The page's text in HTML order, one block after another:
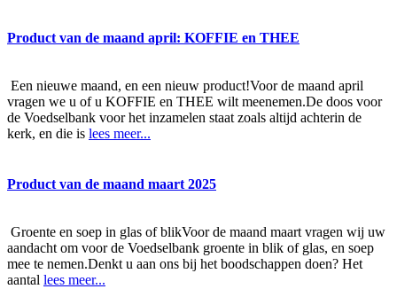
Product van de maand april: KOFFIE en THEE
Een nieuwe maand, en een nieuw product!Voor de maand april
vragen we u of u KOFFIE en THEE wilt meenemen.De doos voor
de Voedselbank voor het inzamelen staat zoals altijd achterin de
kerk, en die is lees meer...
Product van de maand maart 2025
Groente en soep in glas of blikVoor de maand maart vragen wij uw
aandacht om voor de Voedselbank groente in blik of glas, en soep
mee te nemen.Denkt u aan ons bij het boodschappen doen? Het
aantal lees meer...